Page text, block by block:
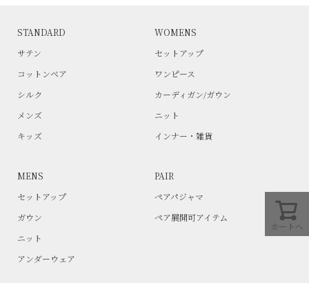
カートへ
STANDARD
サテン
コットンベア
シルク
メンズ
キッズ
WOMENS
セットアップ
ワンピース
カーディガン/ガウン
ニット
インナー・雑貨
MENS
セットアップ
ガウン
ニット
アンダーウェア
PAIR
ペアパジャマ
ペア展開可アイテム